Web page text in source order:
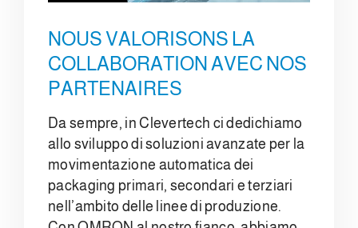
NOUS VALORISONS LA
COLLABORATION AVEC NOS
PARTENAIRES
Da sempre, in Clevertech ci dedichiamo
allo sviluppo di soluzioni avanzate per la
movimentazione automatica dei
packaging primari, secondari e terziari
nell’ambito delle linee di produzione.